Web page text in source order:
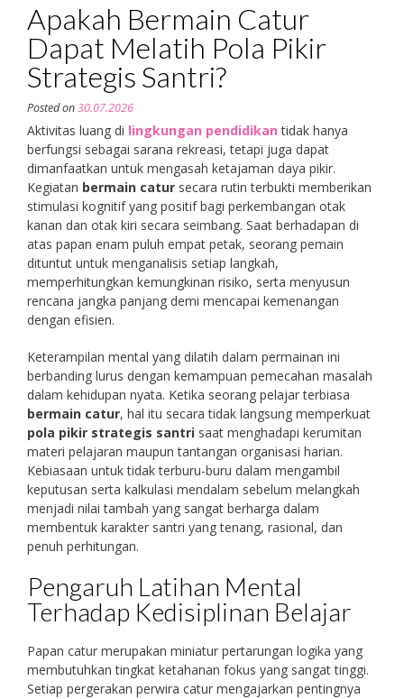
Apakah Bermain Catur
Dapat Melatih Pola Pikir
Strategis Santri?
Posted on30.07.2026
Aktivitas luang di lingkungan pendidikan tidak hanya
berfungsi sebagai sarana rekreasi, tetapi juga dapat
dimanfaatkan untuk mengasah ketajaman daya pikir.
Kegiatan bermain catur secara rutin terbukti memberikan
stimulasi kognitif yang positif bagi perkembangan otak
kanan dan otak kiri secara seimbang. Saat berhadapan di
atas papan enam puluh empat petak, seorang pemain
dituntut untuk menganalisis setiap langkah,
memperhitungkan kemungkinan risiko, serta menyusun
rencana jangka panjang demi mencapai kemenangan
dengan efisien.
Keterampilan mental yang dilatih dalam permainan ini
berbanding lurus dengan kemampuan pemecahan masalah
dalam kehidupan nyata. Ketika seorang pelajar terbiasa
bermain catur, hal itu secara tidak langsung memperkuat
pola pikir strategis santri saat menghadapi kerumitan
materi pelajaran maupun tantangan organisasi harian.
Kebiasaan untuk tidak terburu-buru dalam mengambil
keputusan serta kalkulasi mendalam sebelum melangkah
menjadi nilai tambah yang sangat berharga dalam
membentuk karakter santri yang tenang, rasional, dan
penuh perhitungan.
Pengaruh Latihan Mental
Terhadap Kedisiplinan Belajar
Papan catur merupakan miniatur pertarungan logika yang
membutuhkan tingkat ketahanan fokus yang sangat tinggi.
Setiap pergerakan perwira catur mengajarkan pentingnya